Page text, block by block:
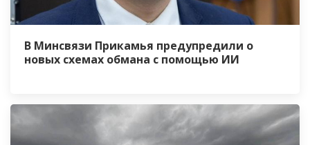
В Минсвязи Прикамья предупредили о
новых схемах обмана с помощью ИИ